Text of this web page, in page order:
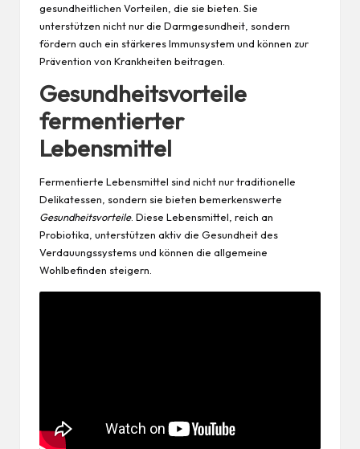
gesundheitlichen Vorteilen, die sie bieten. Sie
unterstützen nicht nur die Darmgesundheit, sondern
fördern auch ein stärkeres Immunsystem und können zur
Prävention von Krankheiten beitragen.
Gesundheitsvorteile
fermentierter
Lebensmittel
Fermentierte Lebensmittel sind nicht nur traditionelle
Delikatessen, sondern sie bieten bemerkenswerte
Gesundheitsvorteile. Diese Lebensmittel, reich an
Probiotika, unterstützen aktiv die Gesundheitdes
Verdauungssystems und können die allgemeine
Wohlbefinden steigern.